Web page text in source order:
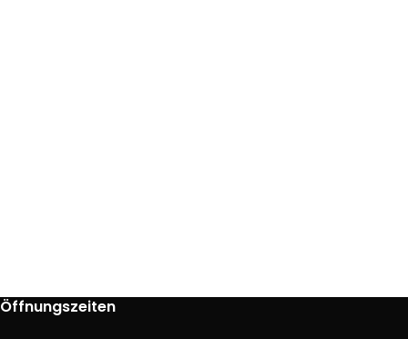
Öffnungszeiten